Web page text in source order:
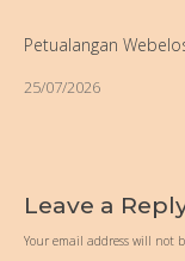
Petualangan
25/07/2026
Leave a
Your email address will not